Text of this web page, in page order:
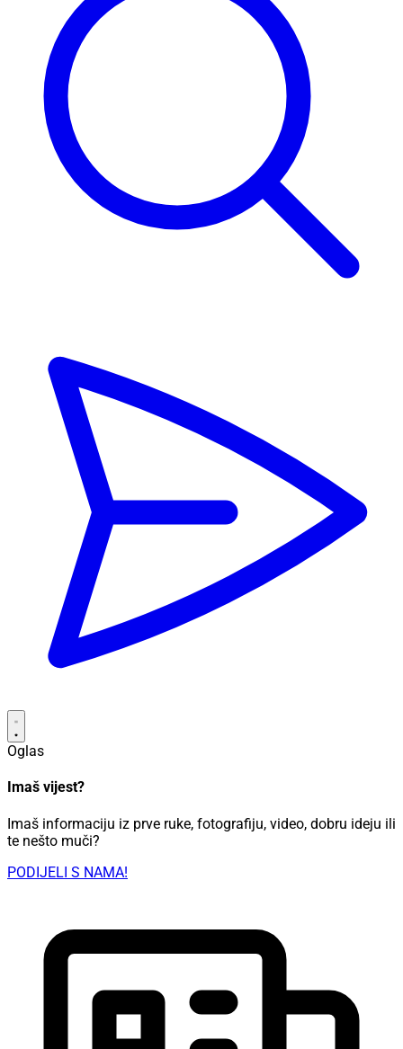
Oglas
Imaš vijest?
Imaš informaciju iz prve ruke, fotografiju, video, dobru ideju ili
te nešto muči?
PODIJELI S NAMA!